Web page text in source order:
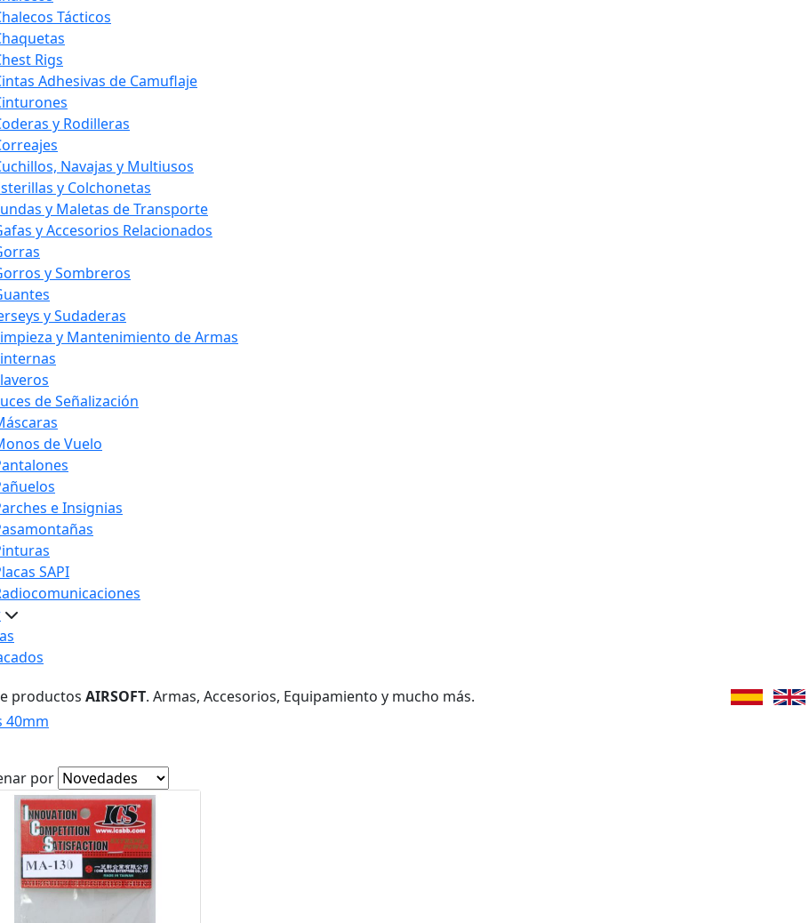
Tácticos
Rigs
Adhesivas de Camuflaje
y Rodilleras
Navajas y Multiusos
y Colchonetas
y Maletas de Transporte
y Accesorios Relacionados
y Sombreros
y Sudaderas
y Mantenimiento de Armas
de Señalización
de Vuelo
e Insignias
SAPI
productos AIRSOFT. Armas, Accesorios, Equipamiento y mucho más.
40mm
por